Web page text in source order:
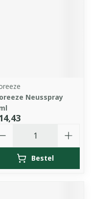
Neusspray
Bestel